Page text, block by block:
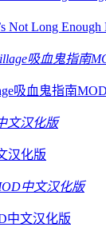
Not Long Enough
吸血鬼指南
汉化版
中文汉化版